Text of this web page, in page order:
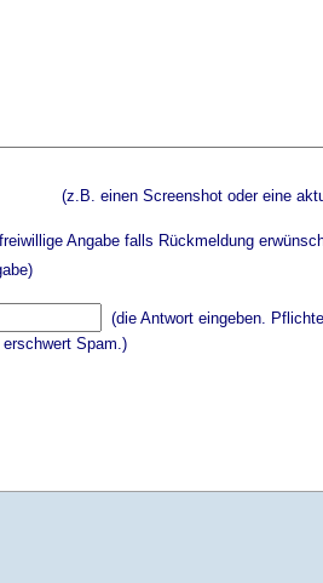
(z.B. einen Screenshot oder eine
Angabe falls Rückmeldung
(die Antwort eingeben.
Spam.)